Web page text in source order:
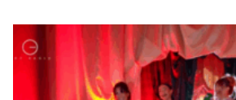
banorët kanë sjellë jashtë saj.
qenë të lidhur ngushtë me
këngë që kanë reflektuar
eksperiencat e...